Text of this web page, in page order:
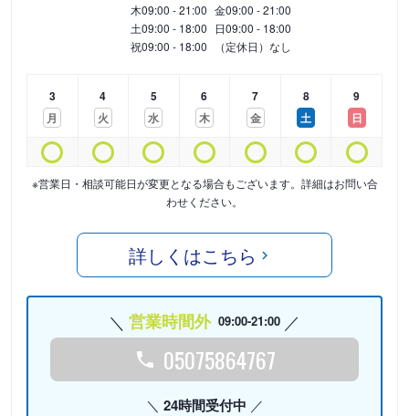
木09:00 - 21:00 金09:00 - 21:00
土09:00 - 18:00 日09:00 - 18:00
祝09:00 - 18:00 （定休日）なし
3
月
4
火
5
水
6
木
7
金
8
土
9
日
※営業日・相談可能日が変更となる場合もございます。詳細はお問い合
わせください。
詳しくはこちら
営業時間外 09:00-21:00
05075864767
24時間受付中